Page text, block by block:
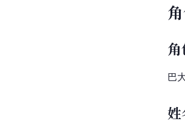
巴
姓